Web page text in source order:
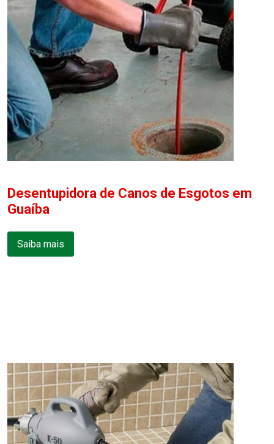
Desentupidora de Canos de Esgotos em
Guaíba
Saiba mais